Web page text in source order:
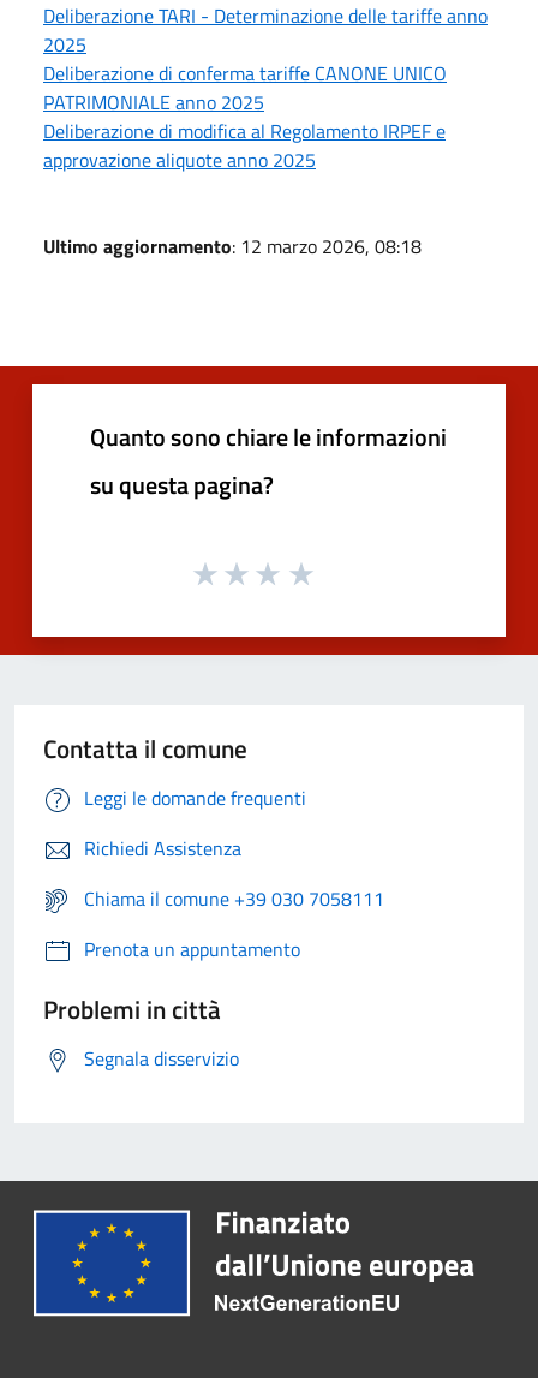
Deliberazione TARI - Determinazione delle tariffe anno
2025
Deliberazione di conferma tariffe CANONE UNICO
PATRIMONIALE anno 2025
Deliberazione di modifica al Regolamento IRPEF e
approvazione aliquote anno 2025
Ultimo aggiornamento: 12 marzo 2026, 08:18
Quanto sono chiare le informazioni
su questa pagina?
Contatta il comune
Leggi le domande frequenti
Richiedi Assistenza
Chiama il comune +39 030 7058111
Prenota un appuntamento
Problemi in città
Segnala disservizio